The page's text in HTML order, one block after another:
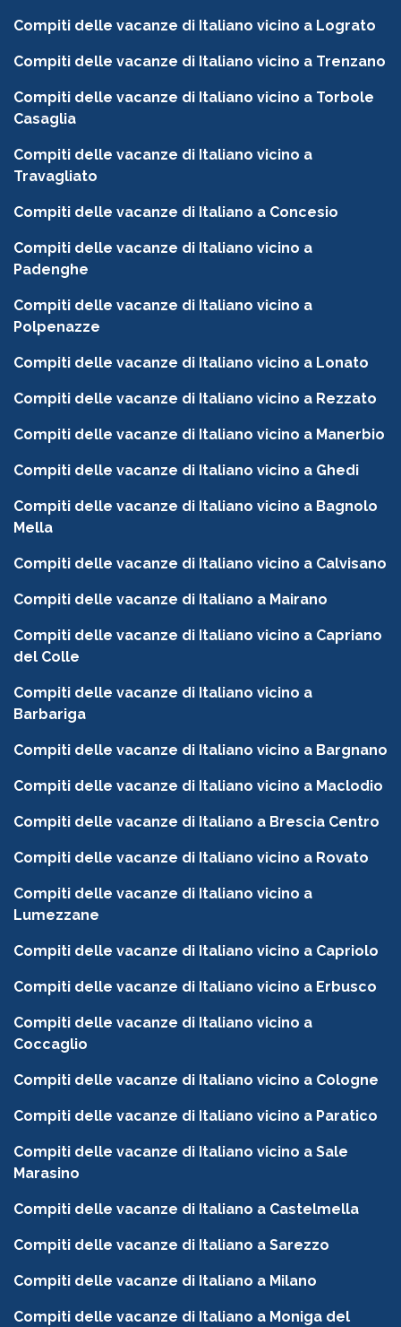
Compiti delle vacanze di Italiano vicino a Lograto
Compiti delle vacanze di Italiano vicino a Trenzano
Compiti delle vacanze di Italiano vicino a Torbole
Casaglia
Compiti delle vacanze di Italiano vicino a
Travagliato
Compiti delle vacanze di Italiano a Concesio
Compiti delle vacanze di Italiano vicino a
Padenghe
Compiti delle vacanze di Italiano vicino a
Polpenazze
Compiti delle vacanze di Italiano vicino a Lonato
Compiti delle vacanze di Italiano vicino a Rezzato
Compiti delle vacanze di Italiano vicino a Manerbio
Compiti delle vacanze di Italiano vicino a Ghedi
Compiti delle vacanze di Italiano vicino a Bagnolo
Mella
Compiti delle vacanze di Italiano vicino a Calvisano
Compiti delle vacanze di Italiano a Mairano
Compiti delle vacanze di Italiano vicino a Capriano
del Colle
Compiti delle vacanze di Italiano vicino a
Barbariga
Compiti delle vacanze di Italiano vicino a Bargnano
Compiti delle vacanze di Italiano vicino a Maclodio
Compiti delle vacanze di Italiano a Brescia Centro
Compiti delle vacanze di Italiano vicino a Rovato
Compiti delle vacanze di Italiano vicino a
Lumezzane
Compiti delle vacanze di Italiano vicino a Capriolo
Compiti delle vacanze di Italiano vicino a Erbusco
Compiti delle vacanze di Italiano vicino a
Coccaglio
Compiti delle vacanze di Italiano vicino a Cologne
Compiti delle vacanze di Italiano vicino a Paratico
Compiti delle vacanze di Italiano vicino a Sale
Marasino
Compiti delle vacanze di Italiano a Castelmella
Compiti delle vacanze di Italiano a Sarezzo
Compiti delle vacanze di Italiano a Milano
Compiti delle vacanze di Italiano a Moniga del